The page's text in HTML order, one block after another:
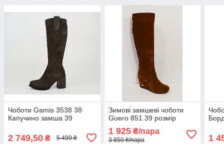
Чоботи Gamis 3538 38
Капучино замша 39
2 749,50 ₴ 5 499 ₴
Зимові замшеві чоботи
Guero 851 39 розмір
1 925₴/пара
3 850 ₴/пара 1